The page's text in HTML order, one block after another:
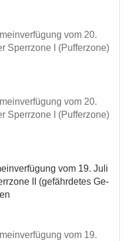
vom 20.
Sperr­zo­ne I (Puf­fer­zo­ne)
vom 20.
Sperr­zo­ne I (Puf­fer­zo­ne)
vom 19. Juli
II (ge­fähr­de­tes Ge­
vom 19.